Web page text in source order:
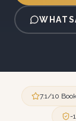
7.1/10
-